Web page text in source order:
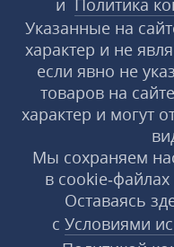
и Политика
Указанные на
характер и не
если явно не
товаров на
характер и могут
Мы сохраняем
в
Оставаясь
с Условиями